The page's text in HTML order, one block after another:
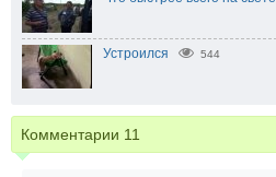
Устроился 544
Комментарии 11